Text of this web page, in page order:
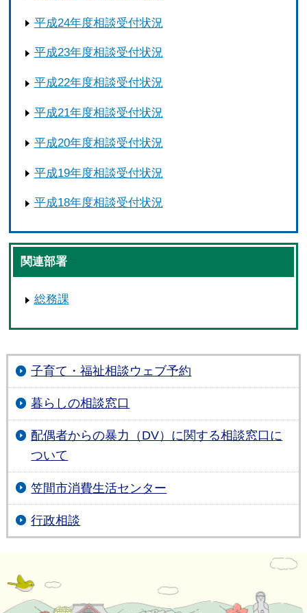
平成24年度相談受付状況
平成23年度相談受付状況
平成22年度相談受付状況
平成21年度相談受付状況
平成20年度相談受付状況
平成19年度相談受付状況
平成18年度相談受付状況
関連部署
総務課
子育て・福祉相談ウェブ予約
暮らしの相談窓口
配偶者からの暴力（DV）に関する相談窓口に
ついて
笠間市消費生活センター
行政相談